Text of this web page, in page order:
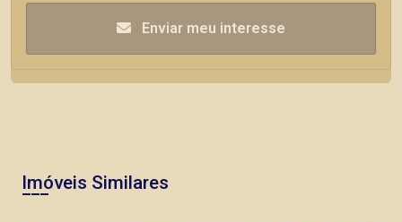
Enviar meu interesse
Imóveis Similares